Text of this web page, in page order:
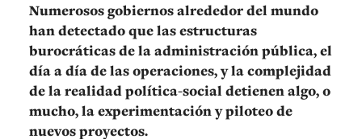
Numerosos gobiernos alrededor del mundo
han detectado que las estructuras
burocráticas de la administración pública, el
día a día de las operaciones, y la complejidad
de la realidad política-social detienen algo, o
mucho, la experimentación y piloteo de
nuevos proyectos.